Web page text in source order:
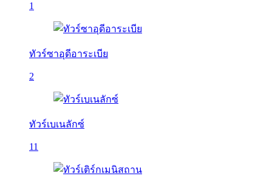
1
ทัวร์ซาอุดีอาระเบีย
2
ทัวร์เบเนลักซ์
11